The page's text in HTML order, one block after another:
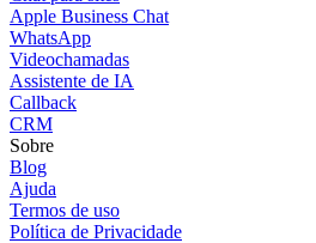
Apple Business Chat
WhatsApp
Videochamadas
Assistente de IA
Callback
CRM
Sobre
Blog
Ajuda
Termos de uso
Política de Privacidade